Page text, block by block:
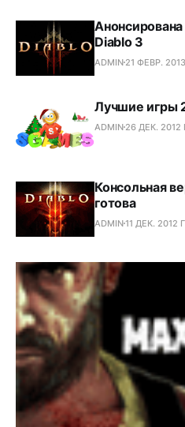
Diablo 3
ADMIN 21 ФЕВР.
Лучшие игры
ADMIN 26 ДЕК. 2012
Консольная
готова
ADMIN11 ДЕК. 2012